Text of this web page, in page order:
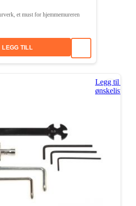
et must for hjemmemureren
LEGG TILL
Legg til i
ønskeliste